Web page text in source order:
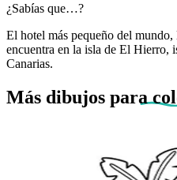
¿Sabías que…?
El hotel más pequeño del
encuentra en la isla de El Hierro,
Canarias.
Más dibujos para